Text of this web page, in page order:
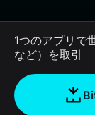
1つのアプリで
など）を取引